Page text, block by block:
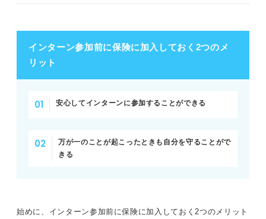
インターン参加前に保険に加入しておく2つのメ
リット
安心してインターンに参加することができる
万が一のことが起こったときも自分を守ることがで
きる
始めに、インターン参加前に保険に加入しておく2つのメリット